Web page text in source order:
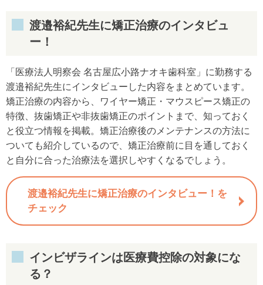
渡邉裕紀先生に矯正治療のインタビュ
ー！
「医療法人明察会 名古屋広小路ナオキ歯科室」に勤務する
渡邉裕紀先生にインタビューした内容をまとめています。
矯正治療の内容から、ワイヤー矯正・マウスピース矯正の
特徴、抜歯矯正や非抜歯矯正のポイントまで、知っておく
と役立つ情報を掲載。矯正治療後のメンテナンスの方法に
ついても紹介しているので、矯正治療前に目を通しておく
と自分に合った治療法を選択しやすくなるでしょう。
渡邉裕紀先生に矯正治療のインタビュー！を
チェック
インビザラインは医療費控除の対象にな
る？